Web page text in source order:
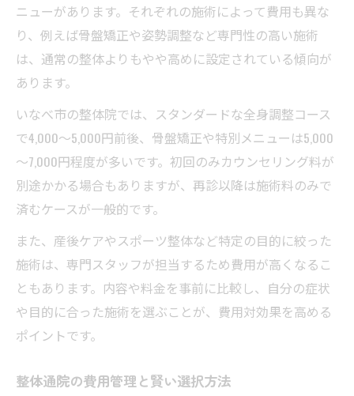
ニューがあります。それぞれの施術によって費用も異な
り、例えば骨盤矯正や姿勢調整など専門性の高い施術
は、通常の整体よりもやや高めに設定されている傾向が
あります。
いなべ市の整体院では、スタンダードな全身調整コース
で4,000～5,000円前後、骨盤矯正や特別メニューは5,000
～7,000円程度が多いです。初回のみカウンセリング料が
別途かかる場合もありますが、再診以降は施術料のみで
済むケースが一般的です。
また、産後ケアやスポーツ整体など特定の目的に絞った
施術は、専門スタッフが担当するため費用が高くなるこ
ともあります。内容や料金を事前に比較し、自分の症状
や目的に合った施術を選ぶことが、費用対効果を高める
ポイントです。
整体通院の費用管理と賢い選択方法